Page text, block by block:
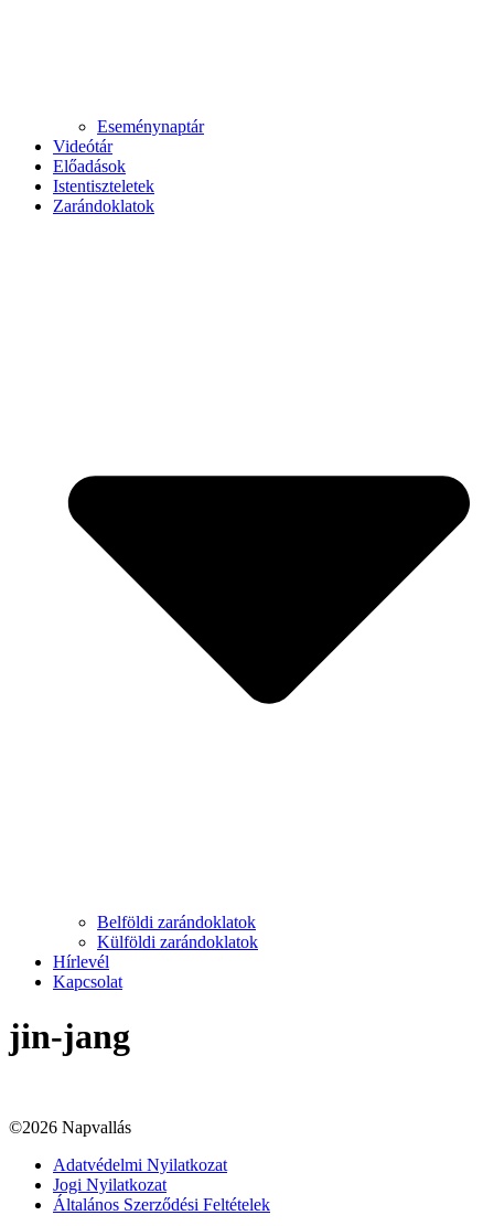
Eseménynaptár
Videótár
Előadások
Istentiszteletek
Zarándoklatok
Belföldi zarándoklatok
Külföldi zarándoklatok
Hírlevél
Kapcsolat
jin-jang
©2026 Napvallás
Adatvédelmi Nyilatkozat
Jogi Nyilatkozat
Általános Szerződési Feltételek